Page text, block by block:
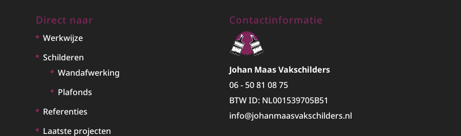
Direct naar
Werkwijze
Schilderen
Wandafwerking
Plafonds
Referenties
Laatste projecten
Contactinformatie
Johan Maas Vakschilders
06 - 50 81 08 75
BTW ID: NL001539705B51
info@johanmaasvakschilders.nl